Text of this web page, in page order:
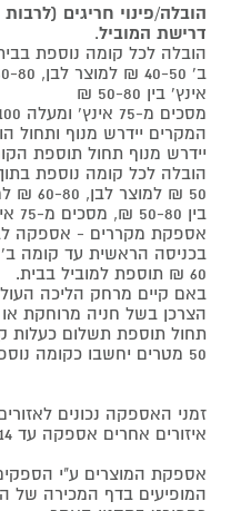
הובלה/פינוי חריגים
דרישת המוביל.
הובלה לכל קומה נוספת
אינץ' בין 50-80 ₪
המקרים יידרש מנוף ותחול
יידרש מנוף תחול תוספת
בין 50-80 ₪, מסכים מ-75 אינץ' ומעלה 80-100 ₪.
אספקת מקררים - אספקה
בכניסה הראשית עד קומה ב'
60 ₪ תוספת למוביל בבית.
הצרכן בשל חניה מרוחקת או
תחול תוספת תשלום כעלות
50 מטרים יחשבו כקומה נוספת).
זמני האספקה נכונים
איזורים אחרים אספקה עד 14 ימי עסקים נוספים
אספקת המוצרים ע"י
המופיעים בדף המכירה של